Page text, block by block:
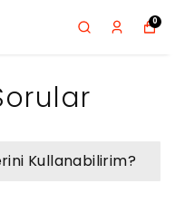
0
Kullanabilirim?